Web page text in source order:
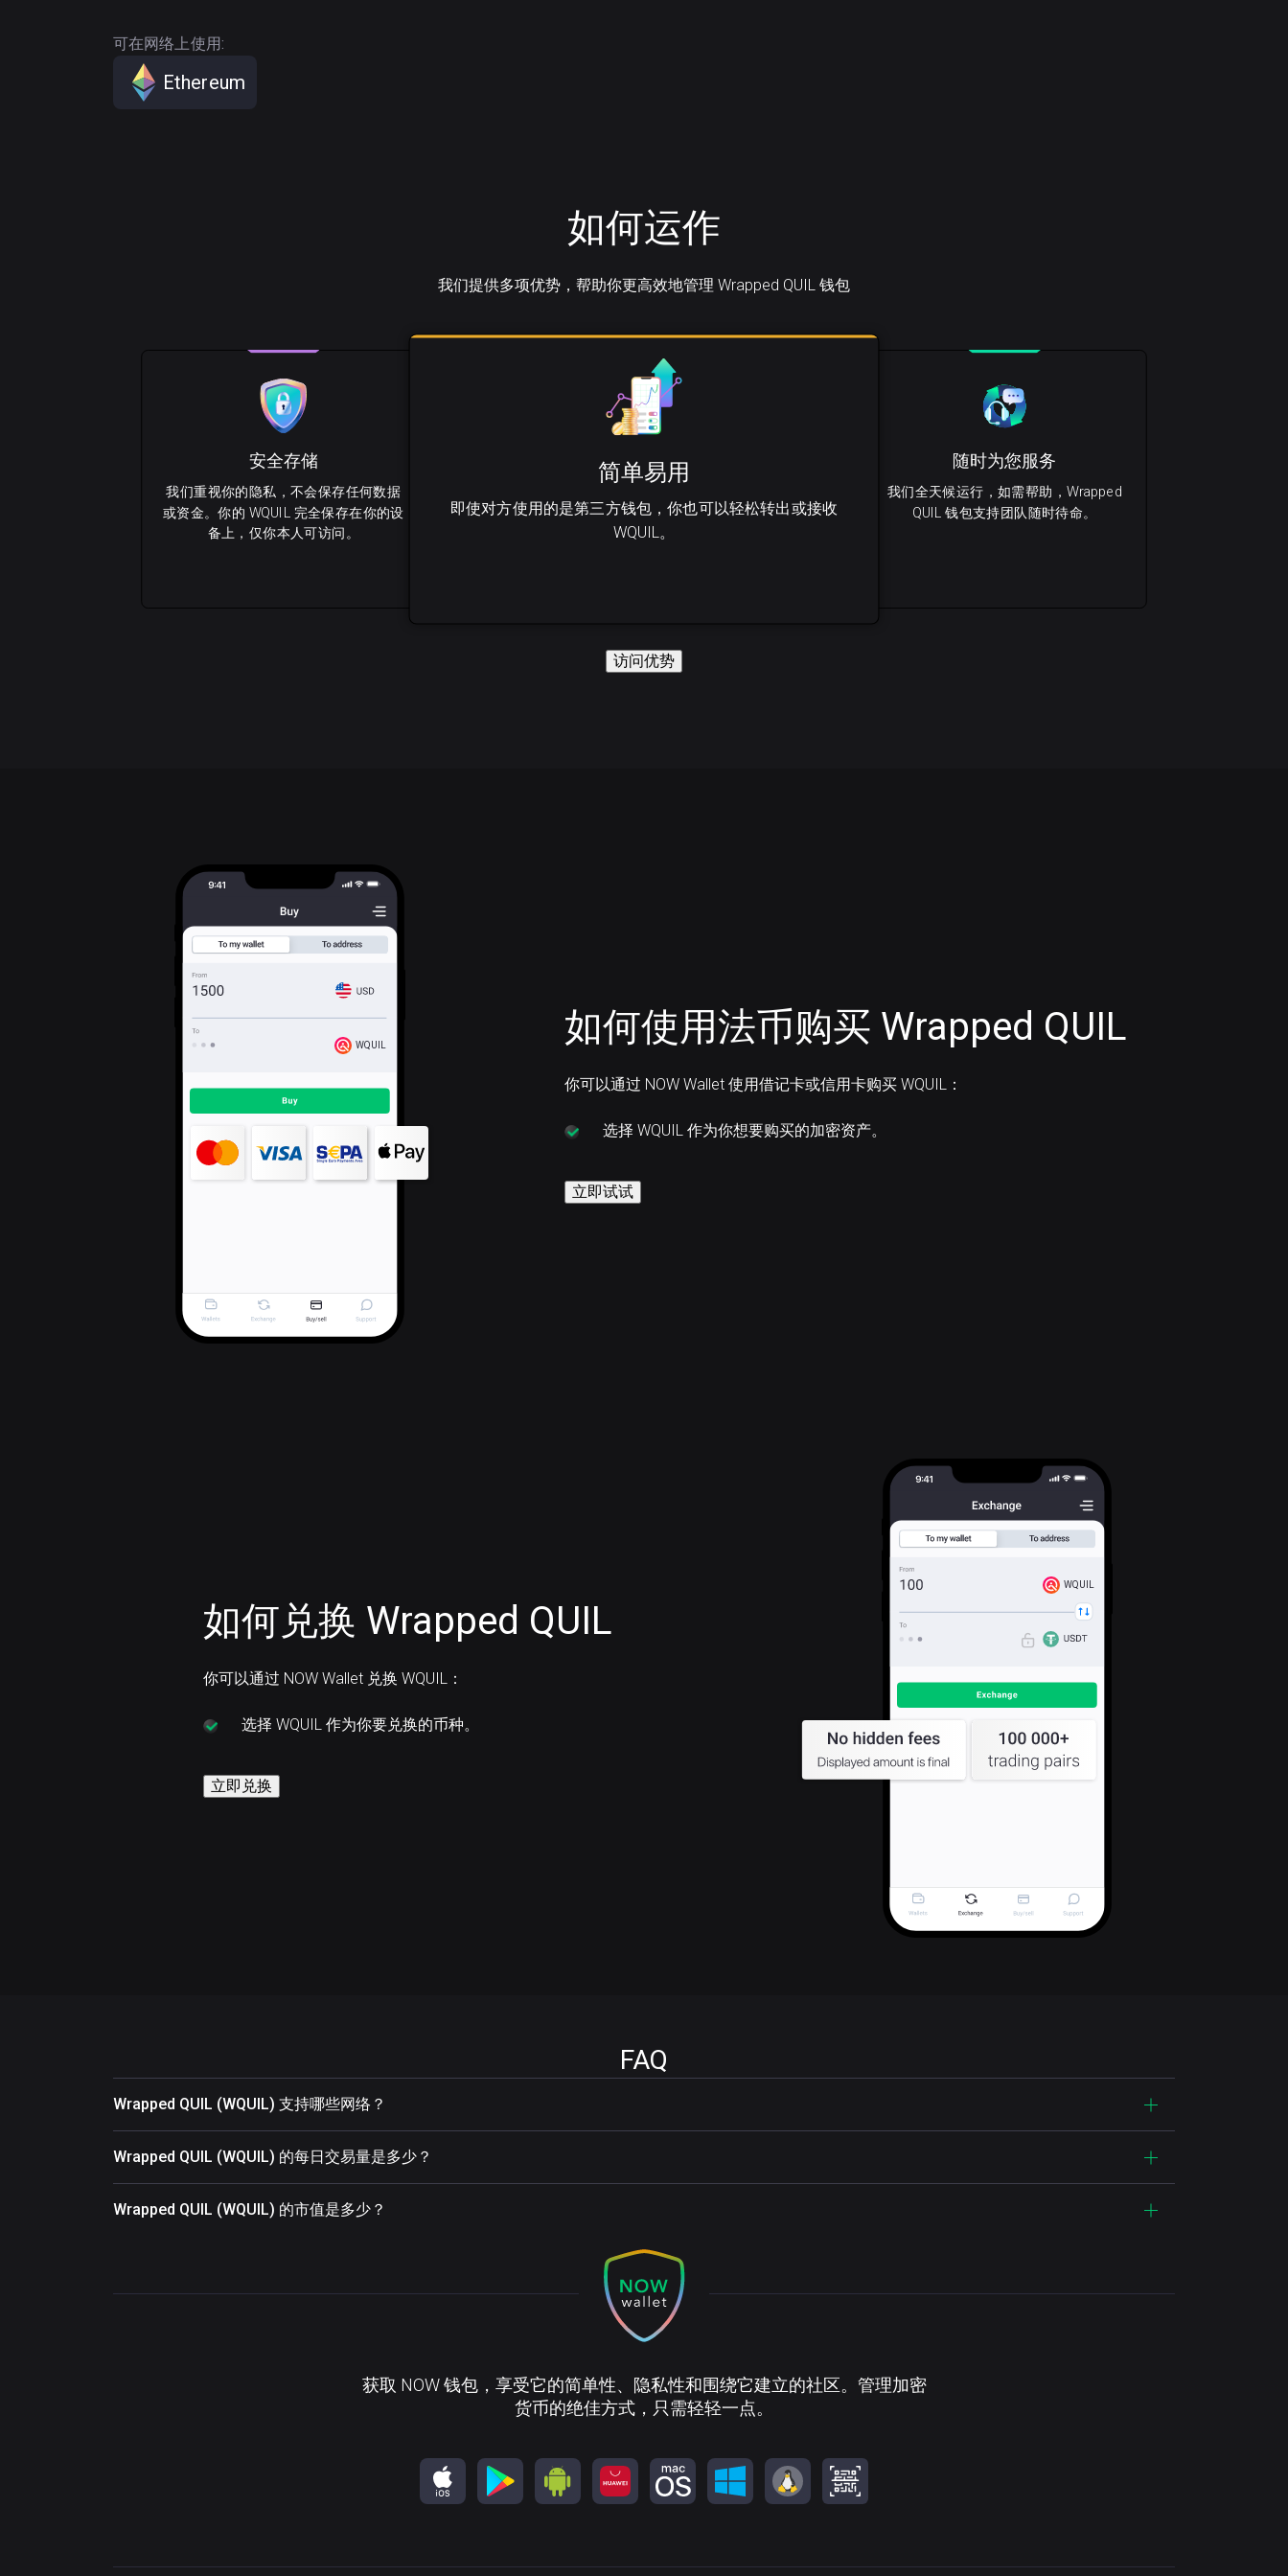
可在网络上使用:
Ethereum
如何运作
我们提供多项优势，帮助你更高效地管理 Wrapped QUIL 钱包
简单易用
即使对方使用的是第三方钱包，你也可以轻松转出或接收
WQUIL。
随时为您服务
我们全天候运行，如需帮助，Wrapped
QUIL 钱包支持团队随时待命。
安全存储
我们重视你的隐私，不会保存任何数据
或资金。你的 WQUIL 完全保存在你的设
备上，仅你本人可访问。
访问优势
WQUIL 如何使用法币购买 Wrapped QUIL
你可以通过 NOW Wallet 使用借记卡或信用卡购买 WQUIL：
选择 WQUIL 作为你想要购买的加密资产。
立即试试
WQUIL
如何兑换 Wrapped QUIL
你可以通过 NOW Wallet 兑换 WQUIL：
选择 WQUIL 作为你要兑换的币种。
立即兑换
FAQ
Wrapped QUIL (WQUIL) 支持哪些网络？
Wrapped QUIL (WQUIL) 的每日交易量是多少？
Wrapped QUIL (WQUIL) 的市值是多少？
获取 NOW 钱包，享受它的简单性、隐私性和围绕它建立的社区。管理加密
货币的绝佳方式，只需轻轻一点。